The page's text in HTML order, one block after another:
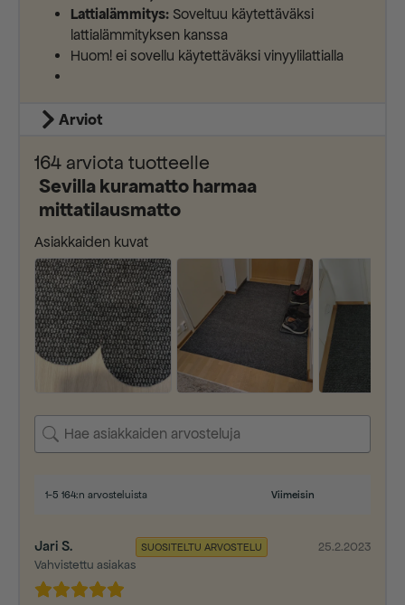
Lattialämmitys: Soveltuu käytettäväksi
lattialämmityksen kanssa
Huom! ei sovellu käytettäväksi vinyylilattialla
Arviot
164 arviota tuotteelle
Sevilla kuramatto harmaa
mittatilausmatto
Asiakkaiden kuvat
1-5 164:n arvosteluista
Jari S.
Vahvistettu asiakas
SUOSITELTU ARVOSTELU 25.2.2023